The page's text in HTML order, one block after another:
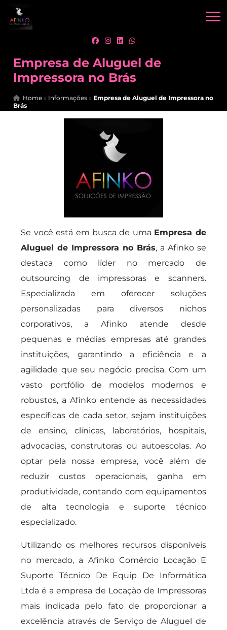
Empresa de Aluguel de
Impressora no Brás
Home » Informações » Empresa de Aluguel de Impressora no
Brás
Se você está em busca de uma Empresa de
Aluguel de Impressora no Brás, a Afinko se
destaca como líder no mercado de
outsourcing de impressoras e scanners.
Especializada em oferecer soluções
personalizadas para diversos nichos
corporativos, a Afinko atende desde
pequenas e médias empresas até grandes
instituições, garantindo a eficiência e a
agilidade que seu negócio precisa. Com um
vasto portfólio de modelos modernos e
robustos, a Afinko entende as necessidades
específicas de cada setor, sejam instituições
de ensino, clínicas, laboratórios, hospitais,
advocacias, construtoras ou autoescolas. Ao
optar pela nossa empresa, você além de
reduzir custos operacionais, ganha em
produtividade, contando com equipamentos
de alta tecnologia e suporte técnico
especializado.
Utilizando os melhores recursos disponíveis
no mercado, a Afinko Comércio Locação E
Suporte Técnico De Equip De Informática
Ltda é a empresa de Locação de Impressoras
mais indicada pelo fato de proporcionar a
excelência através de Serviço de Aluguel de